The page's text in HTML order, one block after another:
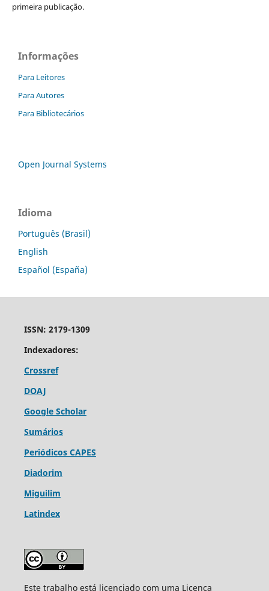
primeira publicação.
Informações
Para Leitores
Para Autores
Para Bibliotecários
Open Journal Systems
Idioma
Português (Brasil)
English
Español (España)
ISSN: 2179-1309
Indexadores:
Crossref
DOAJ
Google Scholar
Sumários
Periódicos CAPES
Diadorim
Miguilim
Latindex
Este trabalho está licenciado com uma Licença